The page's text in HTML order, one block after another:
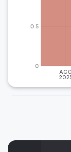
AGO
0
0.5